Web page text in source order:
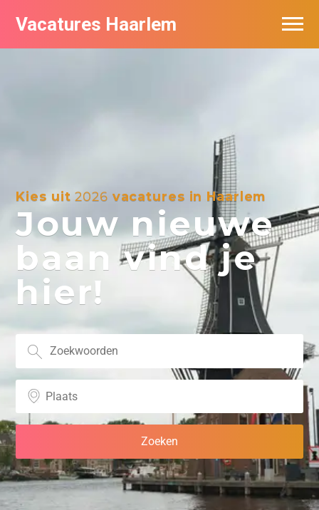
Vacatures Haarlem
Kies uit2026 vacatures in Haarlem
Jouw nieuwe
baan vind je
hier!
Vacatures per bedrijf in Haarlem